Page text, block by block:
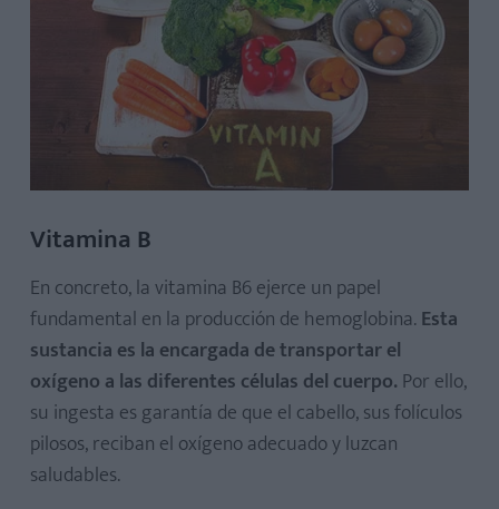
Vitamina B
En concreto, la vitamina B6 ejerce un papel
fundamental en la producción de hemoglobina. Esta
sustancia es la encargada de transportar el
oxígeno a las diferentes células del cuerpo. Por ello,
su ingesta es garantía de que el cabello, sus folículos
pilosos, reciban el oxígeno adecuado y luzcan
saludables.